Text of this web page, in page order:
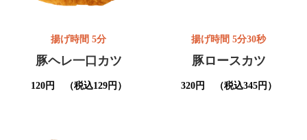
揚げ時間 5分
豚ヘレ一口カツ
120円 （税込129円）
揚げ時間 5分30秒
豚ロースカツ
320円 （税込345円）